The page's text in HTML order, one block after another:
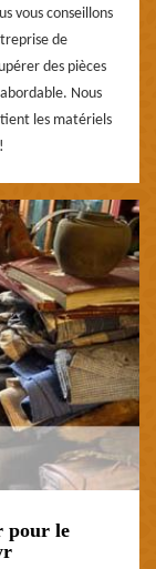
vous conseillons
de
des pièces
Nous
les matériels
pour le